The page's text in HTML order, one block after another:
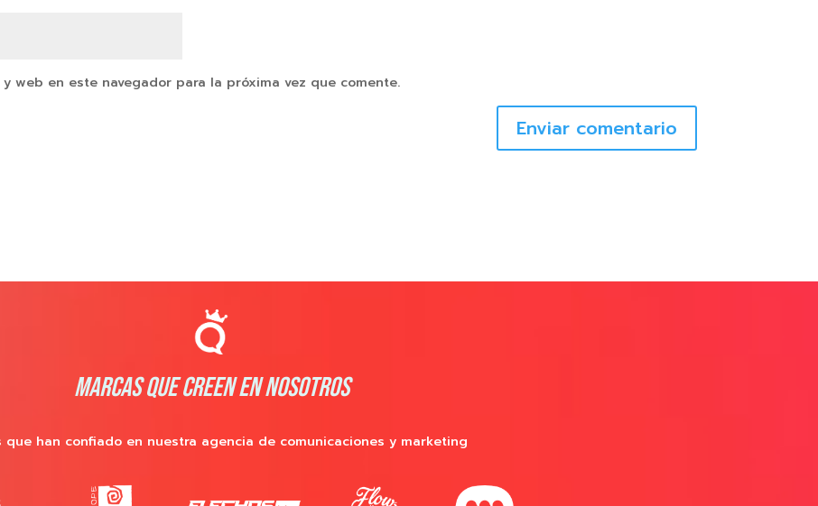
web en este navegador para la próxima vez que comente.
Enviar comentario
MARCAS QUE CREEN EN NOSOTROS
que han confiado en nuestra agencia de comunicaciones y marketing